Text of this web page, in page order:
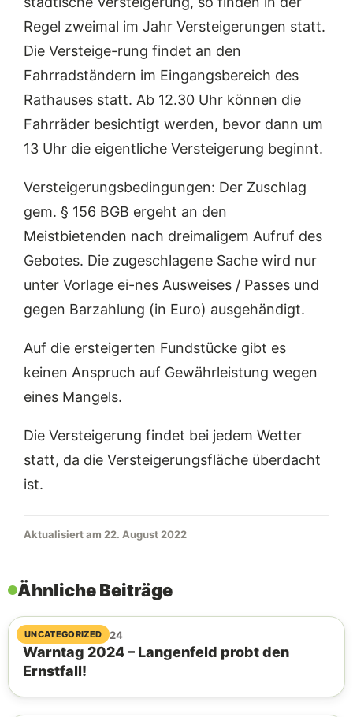
Regel zweimal im Jahr Versteigerungen statt.
Die Versteige-rung findet an den
Fahrradständern im Eingangsbereich des
Rathauses statt. Ab 12.30 Uhr können die
Fahrräder besichtigt werden, bevor dann um
13 Uhr die eigentliche Versteigerung beginnt.
Versteigerungsbedingungen: Der Zuschlag
gem. § 156 BGB ergeht an den
Meistbietenden nach dreimaligem Aufruf des
Gebotes. Die zugeschlagene Sache wird nur
unter Vorlage ei-nes Ausweises / Passes und
gegen Barzahlung (in Euro) ausgehändigt.
Auf die ersteigerten Fundstücke gibt es
keinen Anspruch auf Gewährleistung wegen
eines Mangels.
Die Versteigerung findet bei jedem Wetter
statt, da die Versteigerungsfläche überdacht
ist.
Aktualisiert am 22. August 2022
Ähnliche Beiträge
UNCATEGORIZED
11. September 2024
Warntag 2024 – Langenfeld probt den
Ernstfall!